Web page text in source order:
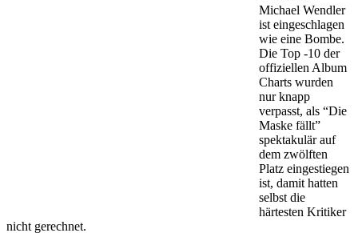
Michael Wendler
ist eingeschlagen
wie eine Bombe.
Die Top -10 der
offiziellen Album
Charts wurden
nur knapp
verpasst, als “Die
Maske fällt”
spektakulär auf
dem zwölften
Platz eingestiegen
ist, damit hatten
selbst die
härtesten Kritiker
nicht gerechnet.